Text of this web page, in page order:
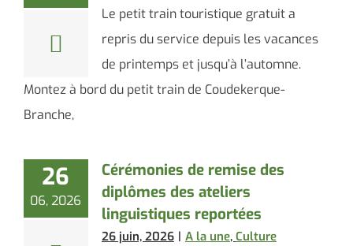
Le petit train touristique gratuit a
repris du service depuis les vacances
de printemps et jusqu’à l’automne.
Montez à bord du petit train de Coudekerque-
Branche,
26
06, 2026
Cérémonies de remise des
diplômes des ateliers
linguistiques reportées
26 juin, 2026 | A la une, Culture